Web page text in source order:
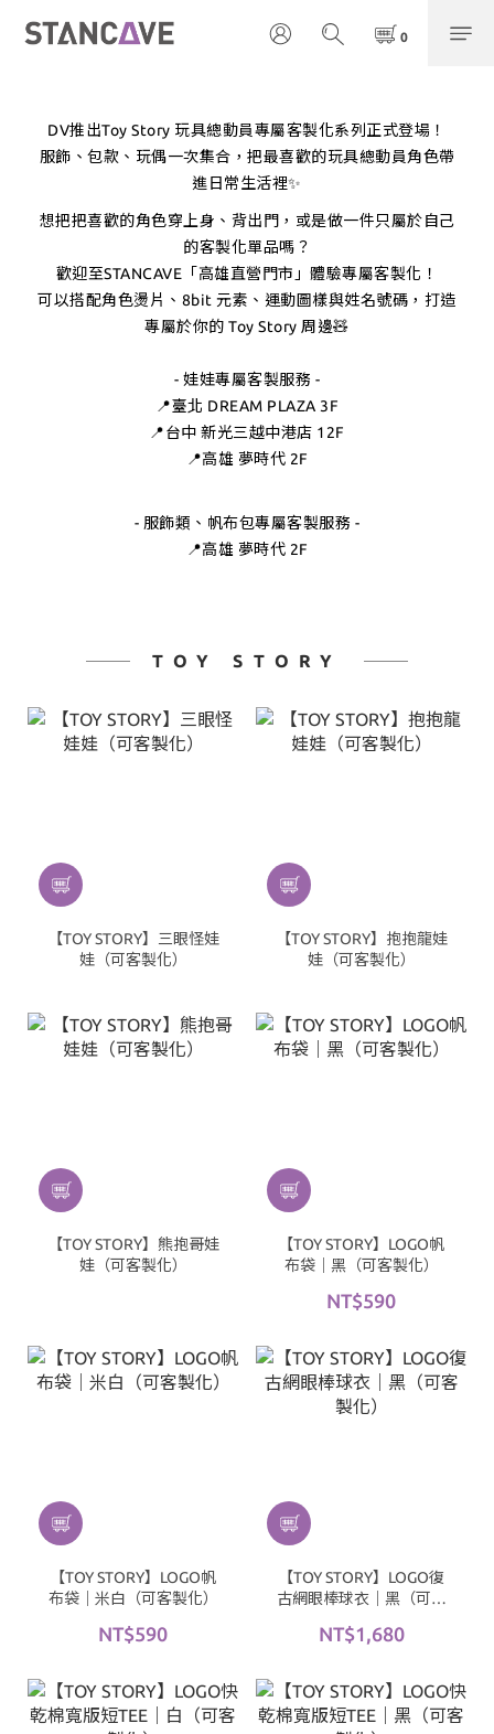
DV推出Toy Story 玩具總動員專屬客製化系列正式登場！
服飾、包款、玩偶一次集合，把最喜歡的玩具總動員角色帶
進日常生活裡✨
想把把喜歡的角色穿上身、背出門，或是做一件只屬於自己
的客製化單品嗎？
歡迎至STANCAVE「高雄直營門市」體驗專屬客製化！
可以搭配角色燙片、8bit 元素、運動圖樣與姓名號碼，打造
專屬於你的 Toy Story 周邊🧸
- 娃娃專屬客製服務 -
📍臺北 DREAM PLAZA 3F
📍台中 新光三越中港店 12F
📍高雄 夢時代 2F
- 服飾類、帆布包專屬客製服務 -
📍高雄 夢時代 2F
TOY STORY
【TOY STORY】三眼怪娃
娃（可客製化）
【TOY STORY】抱抱龍娃
娃（可客製化）
【TOY STORY】熊抱哥娃
娃（可客製化）
【TOY STORY】LOGO帆
布袋｜黑（可客製化）
NT$590
【TOY STORY】LOGO帆
布袋｜米白（可客製化）
NT$590
【TOY STORY】LOGO復
古網眼棒球衣｜黑（可客
NT$1,680